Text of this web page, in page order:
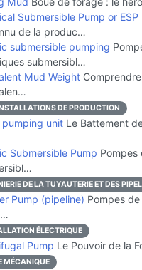
Submersible Pump or ESP
de la produc…
submersible pumping
submersibl…
Mud Weight
DE PRODUCTION
pumping unit Le Battement
Submersible Pump Pompes
DE LA TUYAUTERIE ET DES
Pump (pipeline) Pompes
ÉLECTRIQUE
Pump Le Pouvoir de la
MÉCANIQUE